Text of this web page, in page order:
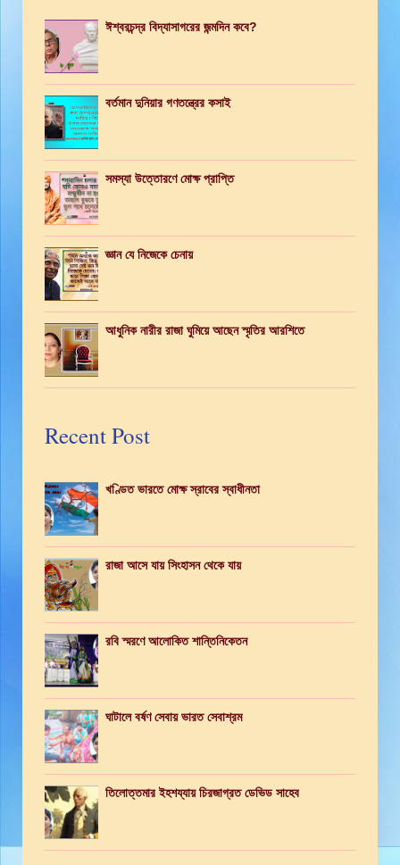
ঈশ্বরচন্দ্র বিদ্যাসাগরের জন্মদিন কবে?
বর্তমান দুনিয়ার গণতন্ত্রের কসাই
সমস্যা উত্তোরণে মোক্ষ প্রাপ্তি
জ্ঞান যে নিজেকে চেনায়
আধুনিক নারীর রাজা ঘুমিয়ে আছেন স্মৃতির আরশিতে
Recent Post
খণ্ডিত ভারতে মোক্ষ স্রাবের স্বাধীনতা
রাজা আসে যায় সিংহাসন থেকে যায়
রবি স্মরণে আলোকিত শান্তিনিকেতন
ঘাটালে বর্ষণ সেবায় ভারত সেবাশ্রম
তিলোত্তমার ইহশয্যায় চিরজাগ্রত ডেভিড সাহেব